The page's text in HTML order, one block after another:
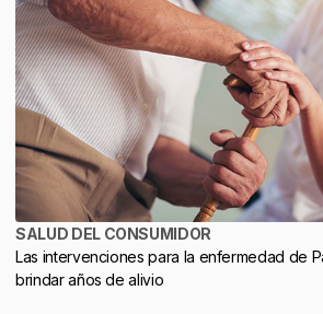
SALUD DEL CONSUMIDOR
Las intervenciones para la enfermedad de
brindar años de alivio